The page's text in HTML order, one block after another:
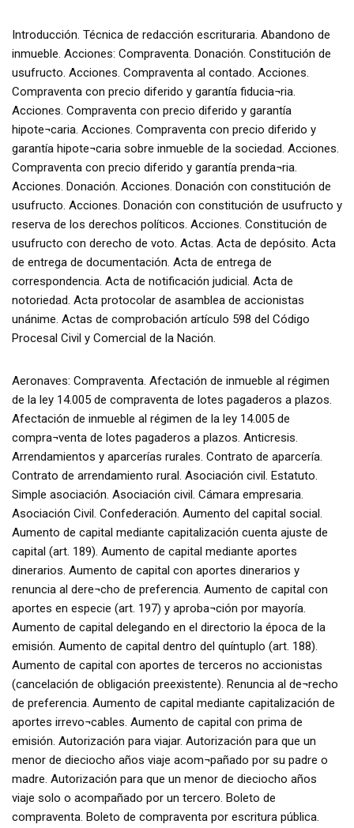
Introducción. Técnica de redacción escrituraria. Abandono de
inmueble. Acciones: Compraventa. Donación. Constitución de
usufructo. Acciones. Compraventa al contado. Acciones.
Compraventa con precio diferido y garantía fiducia¬ria.
Acciones. Compraventa con precio diferido y garantía
hipote¬caria. Acciones. Compraventa con precio diferido y
garantía hipote¬caria sobre inmueble de la sociedad. Acciones.
Compraventa con precio diferido y garantía prenda¬ria.
Acciones. Donación. Acciones. Donación con constitución de
usufructo. Acciones. Donación con constitución de usufructo y
reserva de los derechos políticos. Acciones. Constitución de
usufructo con derecho de voto. Actas. Acta de depósito. Acta
de entrega de documentación. Acta de entrega de
correspondencia. Acta de notificación judicial. Acta de
notoriedad. Acta protocolar de asamblea de accionistas
unánime. Actas de comprobación artículo 598 del Código
Procesal Civil y Comercial de la Nación.
Aeronaves: Compraventa. Afectación de inmueble al régimen
de la ley 14.005 de compraventa de lotes pagaderos a plazos.
Afectación de inmueble al régimen de la ley 14.005 de
compra¬venta de lotes pagaderos a plazos. Anticresis.
Arrendamientos y aparcerías rurales. Contrato de aparcería.
Contrato de arrendamiento rural. Asociación civil. Estatuto.
Simple asociación. Asociación civil. Cámara empresaria.
Asociación Civil. Confederación. Aumento del capital social.
Aumento de capital mediante capitalización cuenta ajuste de
capital (art. 189). Aumento de capital mediante aportes
dinerarios. Aumento de capital con aportes dinerarios y
renuncia al dere¬cho de preferencia. Aumento de capital con
aportes en especie (art. 197) y aproba¬ción por mayoría.
Aumento de capital delegando en el directorio la época de la
emisión. Aumento de capital dentro del quíntuplo (art. 188).
Aumento de capital con aportes de terceros no accionistas
(cancelación de obligación preexistente). Renuncia al de¬recho
de preferencia. Aumento de capital mediante capitalización de
aportes irrevo¬cables. Aumento de capital con prima de
emisión. Autorización para viajar. Autorización para que un
menor de dieciocho años viaje acom¬pañado por su padre o
madre. Autorización para que un menor de dieciocho años
viaje solo o acompañado por un tercero. Boleto de
compraventa. Boleto de compraventa por escritura pública.